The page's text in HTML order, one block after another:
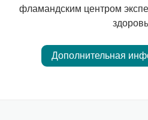
фламандским центром
Дополнительная